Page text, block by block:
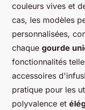
couleurs vives et
cas, les modèles
personnalisées,
chaque gourde
fonctionnalités
accessoires
pratique pour les
polyvalence et